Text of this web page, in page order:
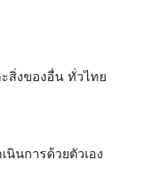
สิ่งของอื่น ทั่วไทย
นินการด้วยตัวเอง